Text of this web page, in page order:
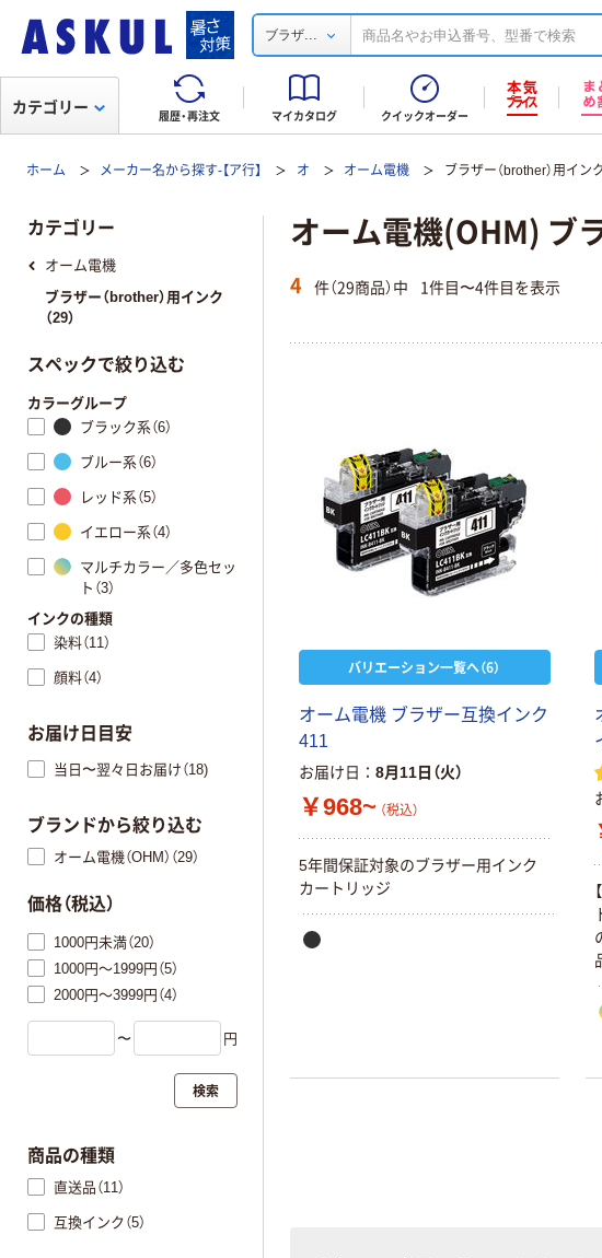
ブラザ...
履歴・再注文 マイカタログ クイックオーダー
カテゴリー
ホーム メーカー名から探す-【ア行】 オ オーム電機 ブラザー（brother）用イン
オーム電機(OHM) ブ
4 件（29商品）中 1件目〜4件目を表示
バリエーション一覧へ（6）
オーム電機 ブラザー互換インク
411
お届け日 8月11日（火）
￥968~ （税込）
5年間保証対象のブラザー用インク
カートリッジ
カテゴリー
オーム電機
ブラザー（brother）用インク
（29）
スペックで絞り込む
カラーグループ
ブラック系（6）
ブルー系（6）
レッド系（5）
イエロー系（4）
マルチカラー／多色セッ
ト（3）
インクの種類
染料（11）
顔料（4）
お届け日目安
当日〜翌々日お届け（18)
ブランドから絞り込む
オーム電機（OHM）（29）
価格（税込）
1000円未満（20）
1000円～1999円（5）
2000円～3999円（4）
〜 円
検索
商品の種類
直送品（11）
互換インク（5）